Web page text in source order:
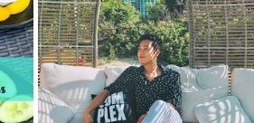
/여행지 Brawley-맛집/여행지
/여행지 Buena Park-맛집/여행지